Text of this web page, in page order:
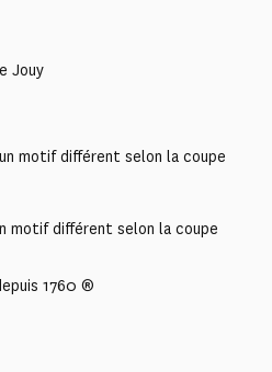
Jouy
motif différent selon la coupe
motif différent selon la coupe
1760 ®